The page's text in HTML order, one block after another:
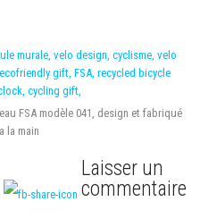
FSA modèle 041, design et fabriqué
la main
Laisser un
commentaire